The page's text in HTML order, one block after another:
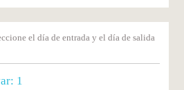
el día de entrada y el día de salida
1